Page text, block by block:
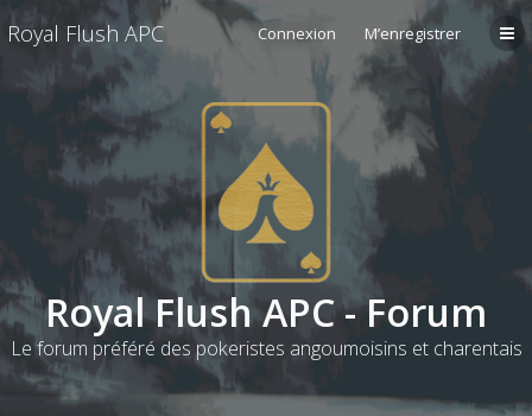
Royal Flush APC Connexion M’enregistrer
Royal Flush APC - Forum
Le forum préféré des pokeristes angoumoisins et charentais